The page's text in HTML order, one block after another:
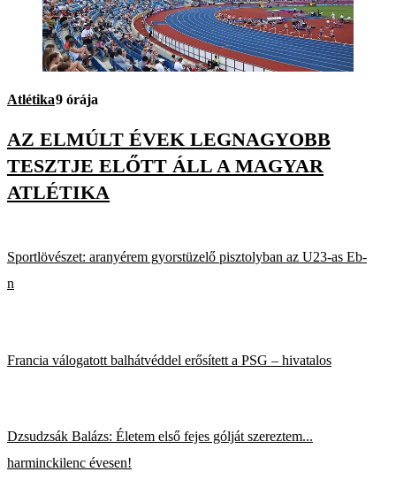
Atlétika9 órája
AZ ELMÚLT ÉVEK LEGNAGYOBB
TESZTJE ELŐTT ÁLL A MAGYAR
ATLÉTIKA
Sportlövészet: aranyérem gyorstüzelő pisztolyban az U23-as Eb-
n
Francia válogatott balhátvéddel erősített a PSG – hivatalos
Dzsudzsák Balázs: Életem első fejes gólját szereztem...
harminckilenc évesen!